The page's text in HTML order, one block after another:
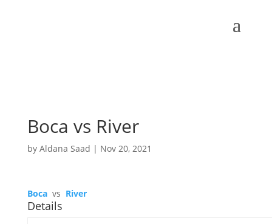
Boca vs River
by Aldana Saad | Nov 20, 2021
Boca vs River
Details